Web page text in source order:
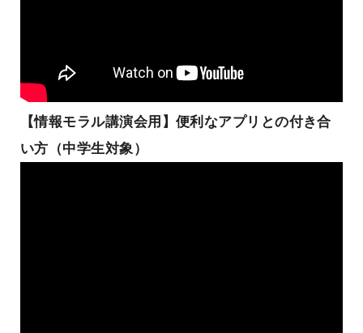
【情報モラル講演会用】便利なアプリとの付き合
い方（中学生対象）